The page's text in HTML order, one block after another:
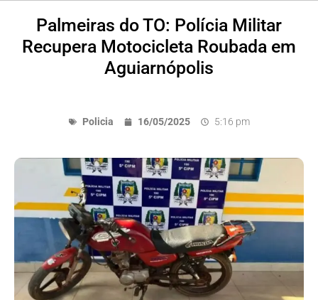
Palmeiras do TO: Polícia Militar
Recupera Motocicleta Roubada em
Aguiarnópolis
Policia 16/05/2025 5:16 pm